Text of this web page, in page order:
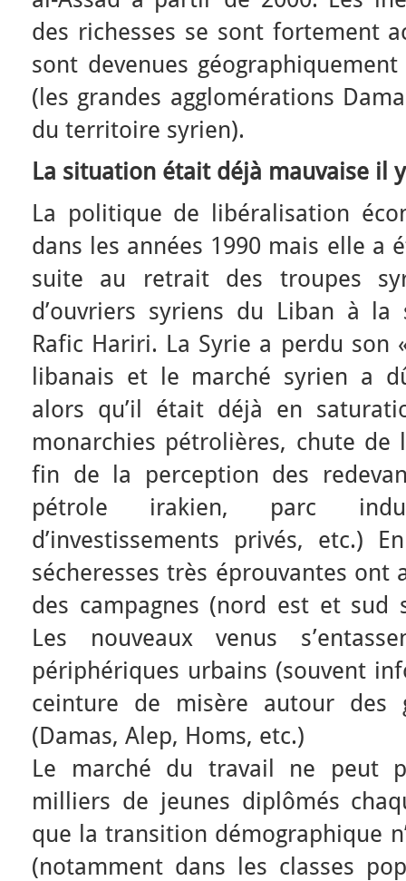
des richesses se sont fortement
sont devenues
(les grandes agglomérations
du territoire syrien).
La situation était déjà mauvaise il
La politique de libéralisation
dans les années 1990 mais elle a
suite au retrait des troupes
d’ouvriers syriens du Liban à la
Rafic Hariri. La Syrie a perdu son
libanais et le marché syrien a
alors qu’il était déjà en
monarchies pétrolières, chute de
fin de la perception des
pétrole irakien, parc
d’investissements privés, etc.)
sécheresses très éprouvantes ont
des campagnes (nord est et sud
Les nouveaux venus
périphériques urbains (souvent
ceinture de misère autour des
(Damas, Alep, Homs, etc.)
Le marché du travail ne peut
milliers de jeunes diplômés
que la transition démographique
(notamment dans les classes